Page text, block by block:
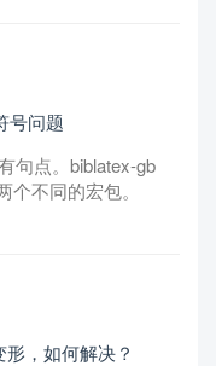
号问题
句点。biblatex-gb
个不同的宏包。
，如何解决？